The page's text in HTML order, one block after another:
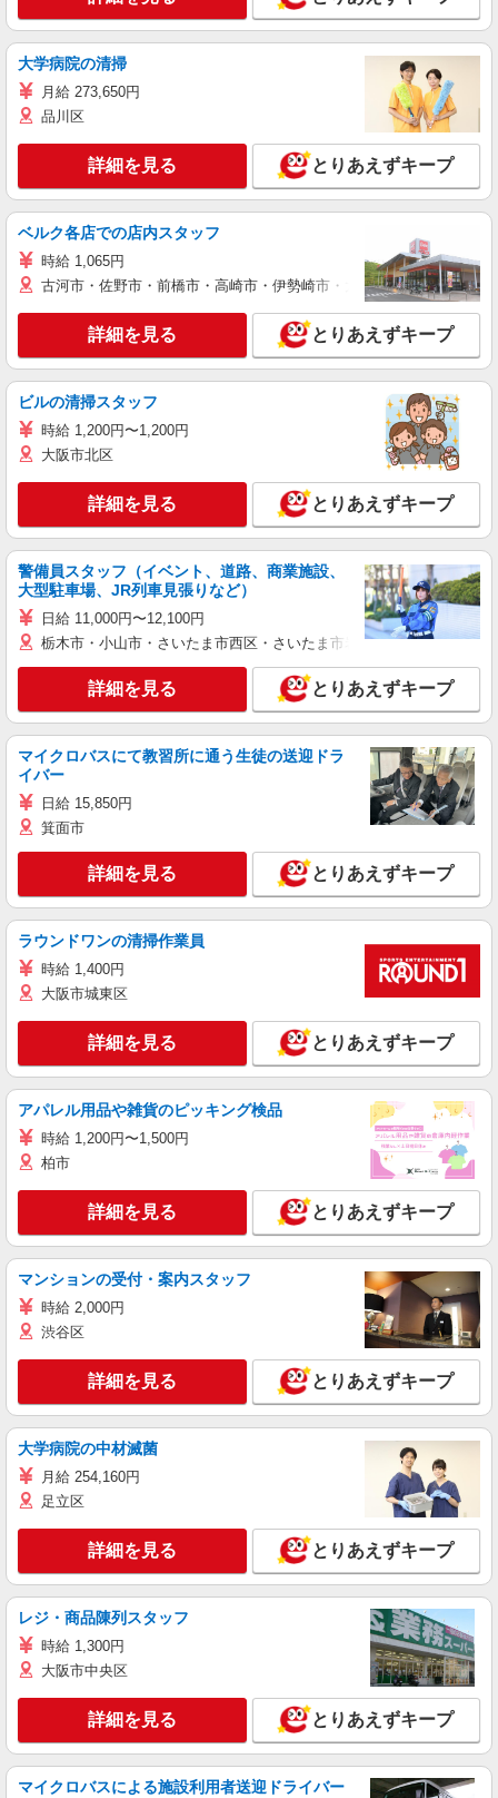
大学病院の清掃
月給 273,650円
品川区
詳細を見る とりあえずキープ
ベルク各店での店内スタッフ
時給 1,065円
古河市・佐野市・前橋市・高崎市・伊勢崎市・太田市・館林市・藤
詳細を見る とりあえずキープ
ビルの清掃スタッフ
時給 1,200円〜1,200円
大阪市北区
詳細を見る とりあえずキープ
警備員スタッフ（イベント、道路、商業施設、
大型駐車場、JR列車見張りなど）
日給 11,000円〜12,100円
栃木市・小山市・さいたま市西区・さいたま市岩槻区・久喜市・蓮田
詳細を見る とりあえずキープ
マイクロバスにて教習所に通う生徒の送迎ドラ
イバー
日給 15,850円
箕面市
詳細を見る とりあえずキープ
ラウンドワンの清掃作業員
時給 1,400円
大阪市城東区
詳細を見る とりあえずキープ
アパレル用品や雑貨のピッキング検品
時給 1,200円〜1,500円
柏市
詳細を見る とりあえずキープ
マンションの受付・案内スタッフ
時給 2,000円
渋谷区
詳細を見る とりあえずキープ
大学病院の中材滅菌
月給 254,160円
足立区
詳細を見る とりあえずキープ
レジ・商品陳列スタッフ
時給 1,300円
大阪市中央区
詳細を見る とりあえずキープ
マイクロバスによる施設利用者送迎ドライバー